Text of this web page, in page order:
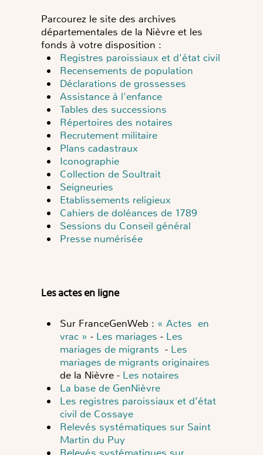
Parcourez le site des archives
départementales de la Nièvre et les
fonds à votre disposition :
Registres paroissiaux et d'état civil
Recensements de population
Déclarations de grossesses
Assistance à l'enfance
Tables des successions
Répertoires des notaires
Recrutement militaire
Plans cadastraux
Iconographie
Collection de Soultrait
Seigneuries
Etablissements religieux
Cahiers de doléances de 1789
Sessions du Conseil général
Presse numérisée
Les actes en ligne
Sur FranceGenWeb : « Actes en
vrac » - Les mariages - Les
mariages de migrants - Les
mariages de migrants originaires
de la Nièvre - Les notaires
La base de GenNièvre
Les registres paroissiaux et d’état
civil de Cossaye
Relevés systématiques sur Saint
Martin du Puy